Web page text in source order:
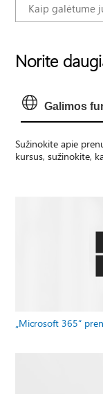
Norite
Galimos
Sužinokite apie
kursus, sužinokite,
„Microsoft 365“